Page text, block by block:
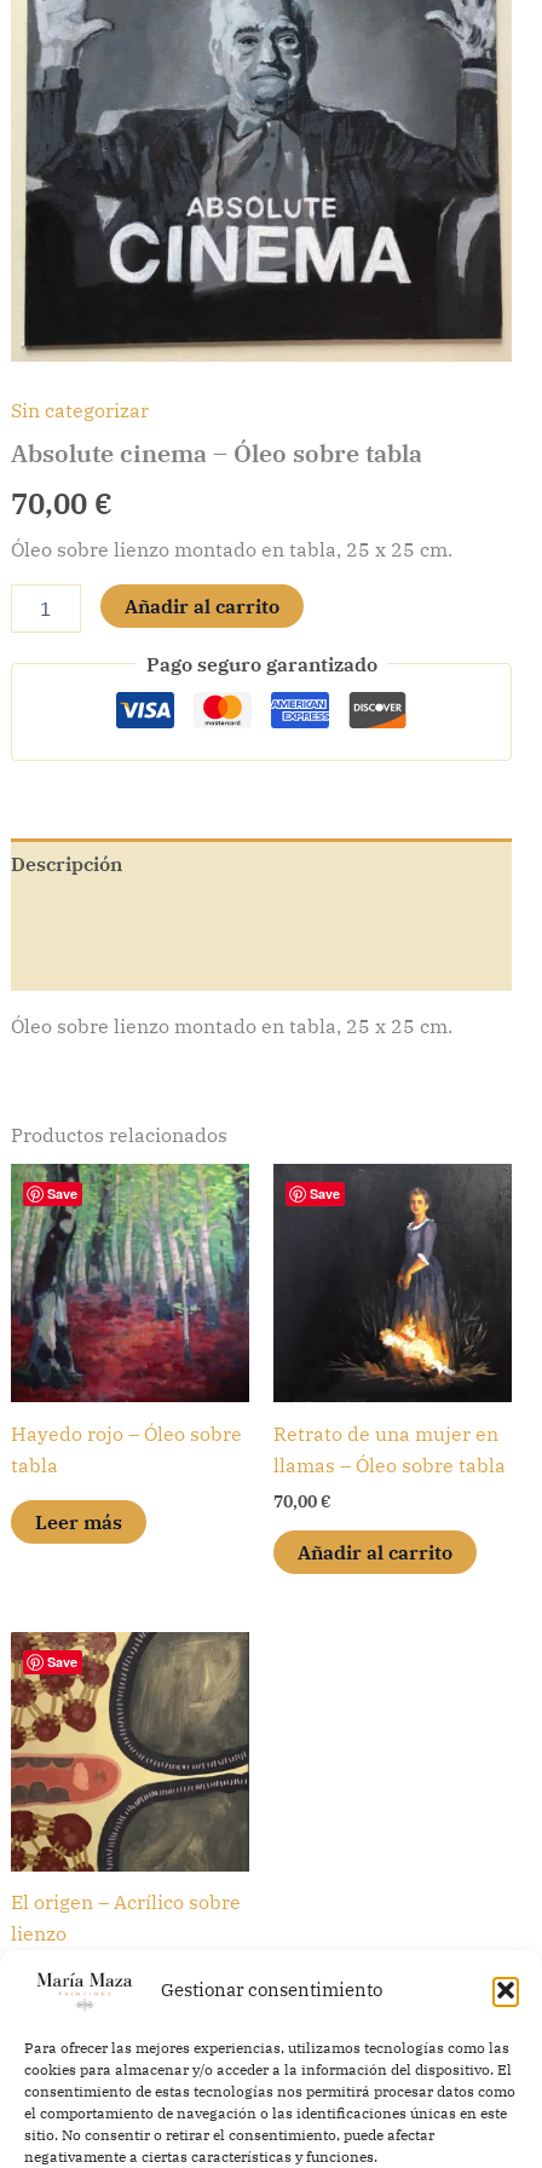
Gestionar consentimiento
Para ofrecer las mejores experiencias, utilizamos tecnologías como las
cookies para almacenar y/o acceder a la información del dispositivo. El
consentimiento de estas tecnologías nos permitirá procesar datos como
el comportamiento de navegación o las identificaciones únicas en este
sitio. No consentir o retirar el consentimiento, puede afectar
negativamente a ciertas características y funciones.
Sin categorizar
Absolute cinema – Óleo sobre tabla
70,00 €
Óleo sobre lienzo montado en tabla, 25 x 25 cm.
cinema
Óleo
Añadir al carrito
Pago seguro garantizado
Descripción
Óleo sobre lienzo montado en tabla, 25 x 25 cm.
Productos relacionados
Save
Hayedo rojo – Óleo sobre
tabla
Leer más
Save
Retrato de una mujer en
llamas – Óleo sobre tabla
70,00€
Añadir al carrito
Save
El origen – Acrílico sobre
lienzo
320,00 €